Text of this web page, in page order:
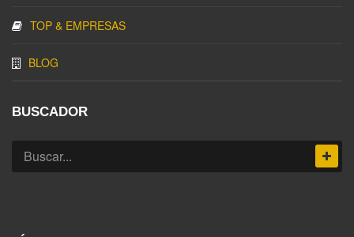
TOP & EMPRESAS
BLOG
BUSCADOR